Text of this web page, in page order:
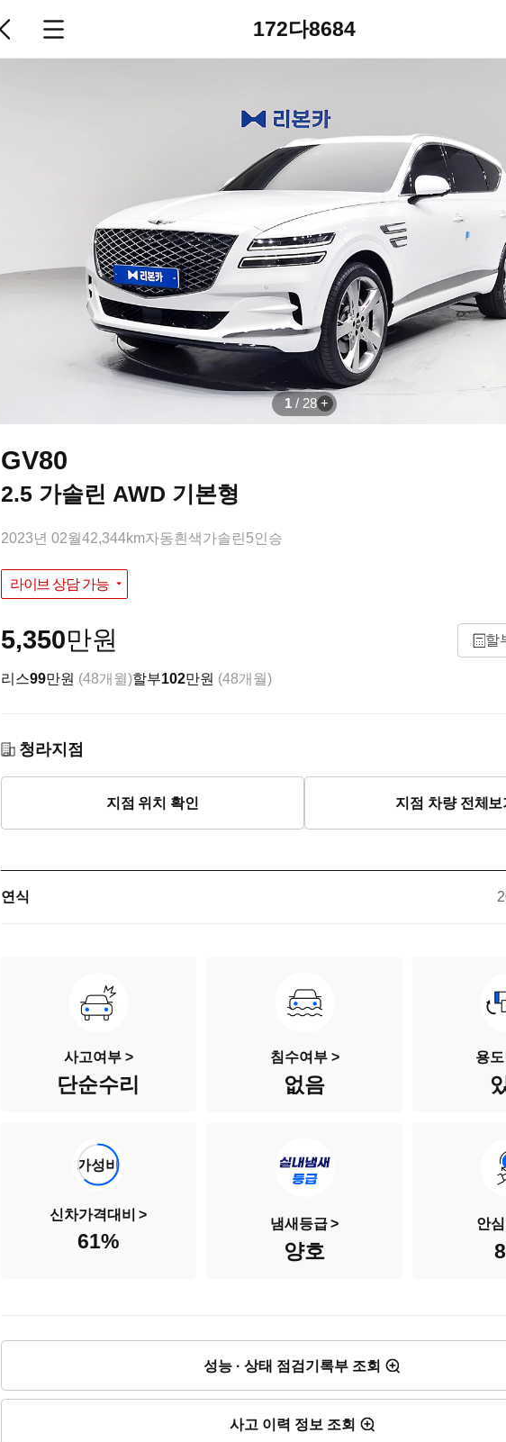
172다8684
1/ 28
GV80
2.5 가솔린 AWD 기본형
2023년 02월42,344km자동흰색가솔린 5인승
라이브 상담 가능
5,350만원 할
리스99만원 (48개월)할부102만원 (48개월)
청라지점
지점 위치 확인 지점 차량 전체보
연식
사고여부 >
단순수리
침수여부 >
없음
용
가성비
신차가격대비
61%
냄새등급
양호
안
성능 · 상태 점검기록부 조회
사고 이력 정보 조회